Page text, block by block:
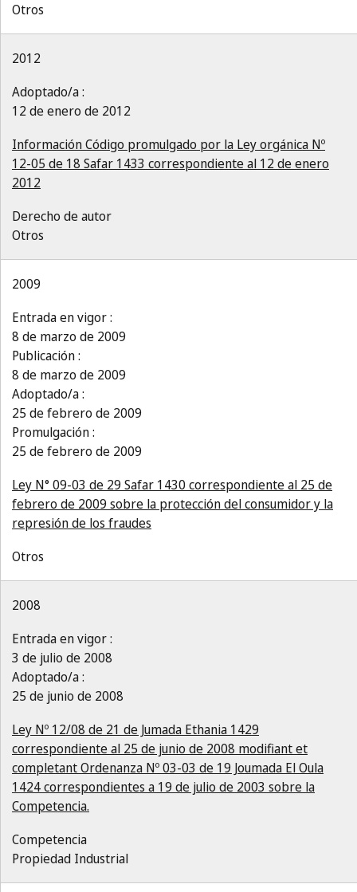
Otros
2012
Adoptado/a :
12 de enero de 2012
Información Código promulgado por la Ley orgánica Nº
12-05 de 18 Safar 1433 correspondiente al 12 de enero
2012
Derecho de autor
Otros
2009
Entrada en vigor :
8 de marzo de 2009
Publicación :
8 de marzo de 2009
Adoptado/a :
25 de febrero de 2009
Promulgación :
25 de febrero de 2009
Ley N° 09-03 de 29 Safar 1430 correspondiente al 25 de
febrero de 2009 sobre la protección del consumidor y la
represión de los fraudes
Otros
2008
Entrada en vigor :
3 de julio de 2008
Adoptado/a :
25 de junio de 2008
Ley Nº 12/08 de 21 de Jumada Ethania 1429
correspondiente al 25 de junio de 2008 modifiant et
completant Ordenanza Nº 03-03 de 19 Joumada El Oula
1424 correspondientes a 19 de julio de 2003 sobre la
Competencia.
Competencia
Propiedad Industrial